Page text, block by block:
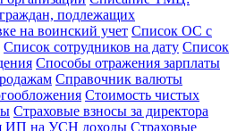
подлежащих
на воинский учет Список ОС с
Список сотрудников на дату Список
Способы отражения зарплаты
Справочник валюты
Стоимость чистых
Страховые взносы за директора
ИП на УСН доходы Страховые